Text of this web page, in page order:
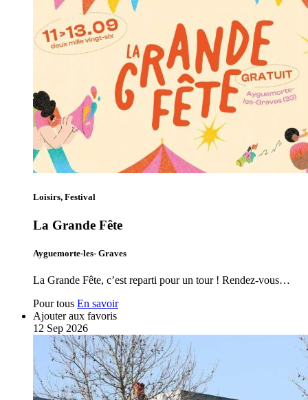
Loisirs, Festival
La Grande Fête
Ayguemorte-les- Graves
La Grande Fête, c’est reparti pour un tour ! Rendez-vous…
Pour tous En savoir
Ajouter aux favoris
12 Sep 2026